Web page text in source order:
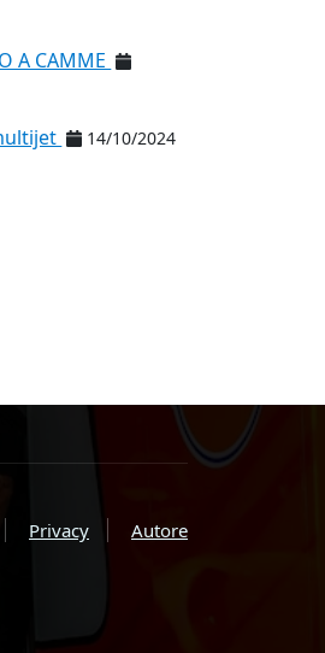
A CAMME
14/10/2024
Privacy Autore